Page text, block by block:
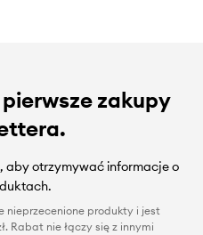
zakupy
aby otrzymywać informacje o
nieprzecenione produkty i jest
Rabat nie łączy się z innymi